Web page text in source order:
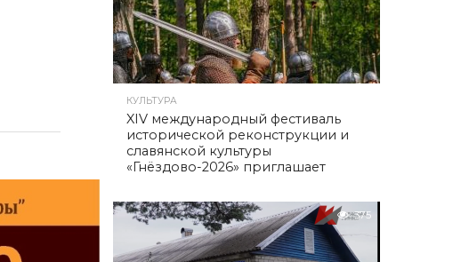
КУЛЬТУРА
XIV международный фестиваль
исторической реконструкции и
славянской культуры
«Гнёздово-2026» приглашает
375